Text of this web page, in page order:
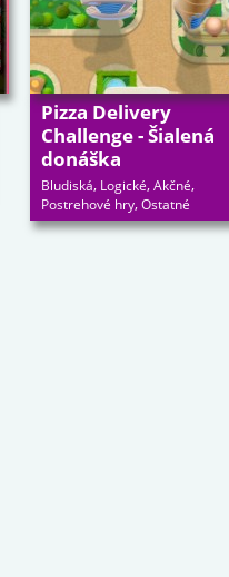
Pizza Delivery
Challenge - Šialená
donáška
Bludiská, Logické,Akčné,
Postrehové hry,Ostatné